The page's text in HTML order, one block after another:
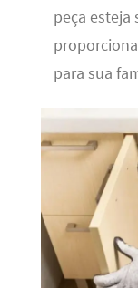
peça esteja
para sua